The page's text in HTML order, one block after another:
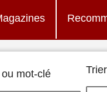
mot-clé Trier